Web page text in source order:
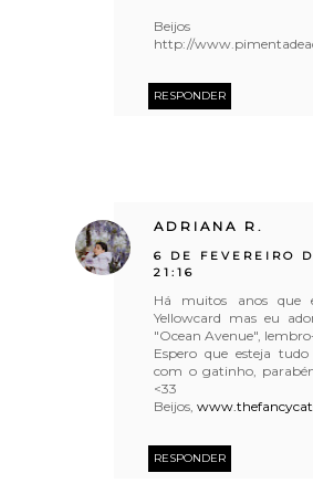
Beijos
http://
RESPONDER
ADRIANA R.
6 DE FEVEREIRO
21:16
Há muitos anos que
Yellowcard mas eu
"Ocean Avenue",
Espero que esteja
com o gatinho,
<33
Beijos,
RESPONDER